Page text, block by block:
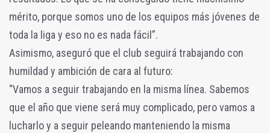
mérito, porque somos uno de los equipos más jóvenes de
toda la liga y eso no es nada fácil”.
Asimismo, aseguró que el club seguirá trabajando con
humildad y ambición de cara al futuro:
“Vamos a seguir trabajando en la misma línea. Sabemos
que el año que viene será muy complicado, pero vamos a
lucharlo y a seguir peleando manteniendo la misma